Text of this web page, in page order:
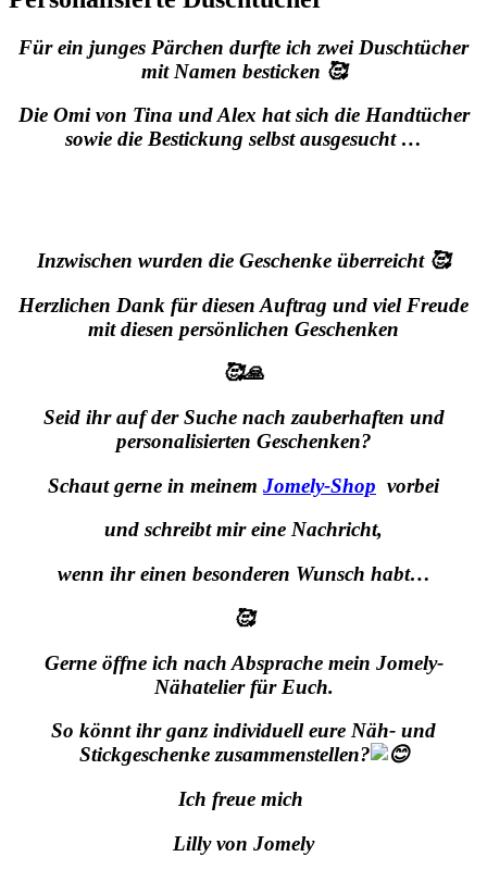
Für ein junges Pärchen durfte ich zwei Duschtücher
mit Namen besticken 🥰
Die Omi von Tina und Alex hat sich die Handtücher
sowie die Bestickung selbst ausgesucht …
Inzwischen wurden die Geschenke überreicht 🥰
Herzlichen Dank für diesen Auftrag und viel Freude
mit diesen persönlichen Geschenken
🥰🙏
Seid ihr auf der Suche nach zauberhaften und
personalisierten Geschenken?
Schaut gerne in meinem Jomely-Shop vorbei
und schreibt mir eine Nachricht,
wenn ihr einen besonderen Wunsch habt…
🥰
Gerne öffne ich nach Absprache mein Jomely-
Nähatelier für Euch.
So könnt ihr ganz individuell eure Näh- und
Stickgeschenke zusammenstellen?
Ich freue mich
Lilly von Jomely